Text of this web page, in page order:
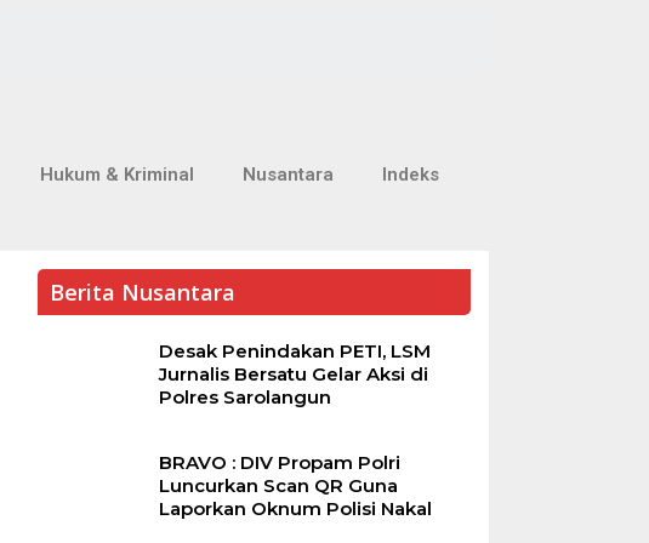
Hukum & Kriminal Nusantara Indeks
Berita Nusantara
Desak Penindakan PETI, LSM
Jurnalis Bersatu Gelar Aksi di
Polres Sarolangun
BRAVO : DIV Propam Polri
Luncurkan Scan QR Guna
Laporkan Oknum Polisi Nakal